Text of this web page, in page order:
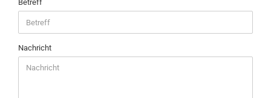
Betreff
Nachricht